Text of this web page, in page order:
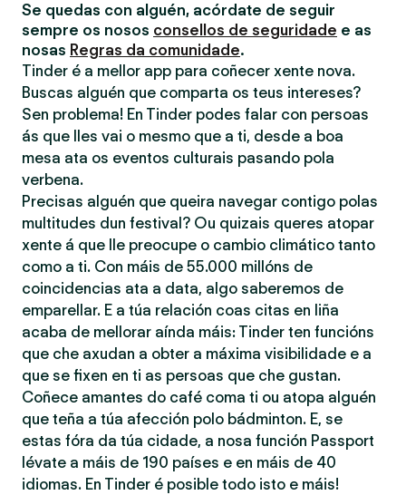
Se quedas con alguén, acórdate de seguir
sempre os nosos consellos de seguridade e as
nosas Regras da comunidade.
Tinder é a mellor app para coñecer xente nova.
Buscas alguén que comparta os teus intereses?
Sen problema! En Tinder podes falar con persoas
ás que lles vai o mesmo que a ti, desde a boa
mesa ata os eventos culturais pasando pola
verbena.
Precisas alguén que queira navegar contigo polas
multitudes dun festival? Ou quizais queres atopar
xente á que lle preocupe o cambio climático tanto
como a ti. Con máis de 55.000 millóns de
coincidencias ata a data, algo saberemos de
emparellar. E a túa relación coas citas en liña
acaba de mellorar aínda máis: Tinder ten funcións
que che axudan a obter a máxima visibilidade e a
que se fixen en ti as persoas que che gustan.
Coñece amantes do café coma ti ou atopa alguén
que teña a túa afección polo bádminton. E, se
estas fóra da túa cidade, a nosa función Passport
lévate a máis de 190 países e en máis de 40
idiomas. En Tinder é posible todo isto e máis!